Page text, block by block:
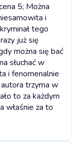
5; Można
i
tego
już się
można się bać
słuchać w
i fenomenalnie
trzyma w
to za każdym
właśnie za to